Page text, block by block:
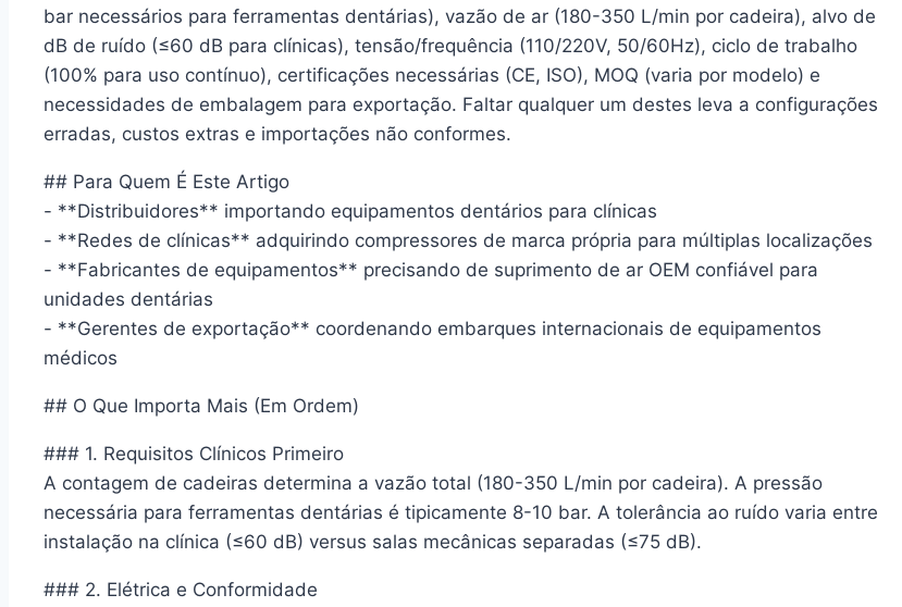
bar necessários para ferramentas dentárias), vazão de ar (180-350 L/min por cadeira), alvo de
dB de ruído (≤60 dB para clínicas), tensão/frequência (110/220V, 50/60Hz), ciclo de trabalho
(100% para uso contínuo), certificações necessárias (CE, ISO), MOQ (varia por modelo) e
necessidades de embalagem para exportação. Faltar qualquer um destes leva a configurações
erradas, custos extras e importações não conformes.
## Para Quem É Este Artigo
- **Distribuidores** importando equipamentos dentários para clínicas
- **Redes de clínicas** adquirindo compressores de marca própria para múltiplas localizações
- **Fabricantes de equipamentos** precisando de suprimento de ar OEM confiável para
unidades dentárias
- **Gerentes de exportação** coordenando embarques internacionais de equipamentos
médicos
## O Que Importa Mais (Em Ordem)
### 1. Requisitos Clínicos Primeiro
A contagem de cadeiras determina a vazão total (180-350 L/min por cadeira). A pressão
necessária para ferramentas dentárias é tipicamente 8-10 bar. A tolerância ao ruído varia entre
instalação na clínica (≤60 dB) versus salas mecânicas separadas (≤75 dB).
### 2. Elétrica e Conformidade